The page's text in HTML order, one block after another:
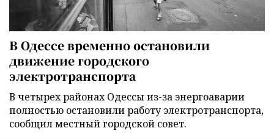
В Одессе временно остановили
движение городского
электротранспорта
В четырех районах Одессы из-за энергоаварии
полностью остановили работу электротранспорта,
сообщил местный городской совет.